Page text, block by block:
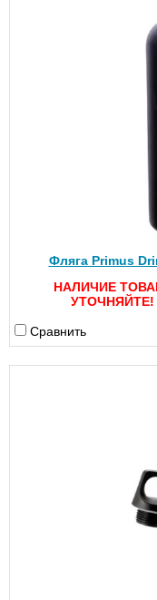
Фляга Primus
НАЛИЧИЕ
УТОЧНЯЙТЕ!
Сравнить